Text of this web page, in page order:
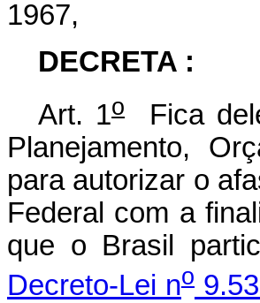
1967,
DECRETA :
Art. 1oFica
Planejamento,
para autorizar o
Federal com a
que o Brasil
Decreto-Lei no